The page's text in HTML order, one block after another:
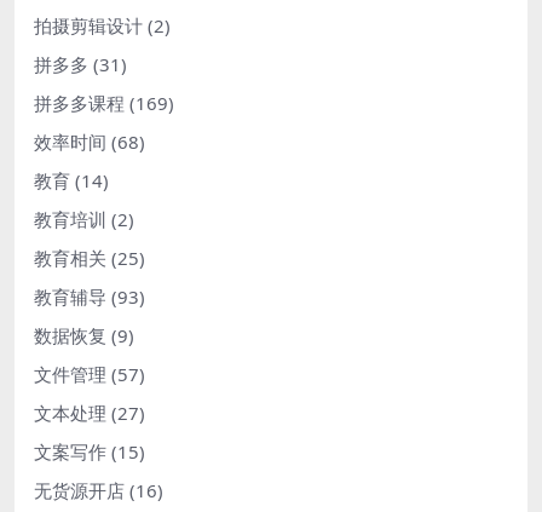
拍摄剪辑设计 (2)
拼多多 (31)
拼多多课程 (169)
效率时间 (68)
教育 (14)
教育培训 (2)
教育相关 (25)
教育辅导 (93)
数据恢复 (9)
文件管理 (57)
文本处理 (27)
文案写作 (15)
无货源开店 (16)